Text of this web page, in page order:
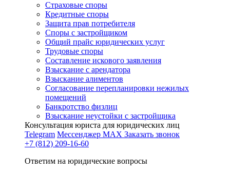
Страховые споры
Кредитные споры
Защита прав потребителя
Споры с застройщиком
Общий прайс юридических услуг
Трудовые споры
Составление искового заявления
Взыскание с арендатора
Взыскание алиментов
Cогласование перепланировки нежилых
помещений
Банкротство физлиц
Взыскание неустойки с застройщика
Консультация юриста для юридических лиц
Telegram Мессенджер MAX Заказать звонок
+7 (812) 209-16-60
Ответим на юридические вопросы